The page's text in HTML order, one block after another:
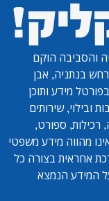
והסביבה הוקם
בנתניה, אבן
מידע ותוכן
ובילוי, שירותים
רכילות, ספורט,
מהווה מידע משפטי
אחראית בצורה כל
המידע הנמצא